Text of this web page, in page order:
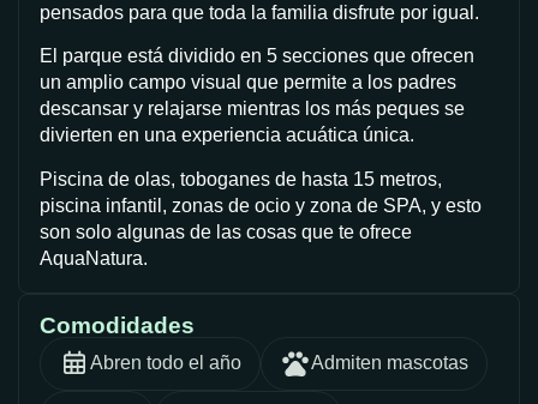
pensados para que toda la familia disfrute por igual.
El parque está dividido en 5 secciones que ofrecen
un amplio campo visual que permite a los padres
descansar y relajarse mientras los más peques se
divierten en una experiencia acuática única.
Piscina de olas, toboganes de hasta 15 metros,
piscina infantil, zonas de ocio y zona de SPA, y esto
son solo algunas de las cosas que te ofrece
AquaNatura.
Comodidades
Abren todo el año Admiten mascotas